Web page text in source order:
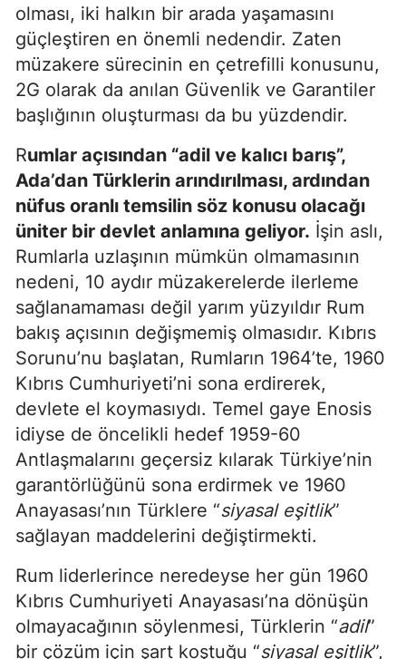
olması, iki halkın bir arada yaşamasını
güçleştiren en önemli nedendir. Zaten
müzakere sürecinin en çetrefilli konusunu,
2G olarak da anılan Güvenlik ve Garantiler
başlığının oluşturması da bu yüzdendir.
Rumlar açısından “adil ve kalıcı barış”,
Ada’dan Türklerin arındırılması, ardından
nüfus oranlı temsilin söz konusu olacağı
üniter bir devlet anlamına geliyor. İşin aslı,
Rumlarla uzlaşının mümkün olmamasının
nedeni, 10 aydır müzakerelerde ilerleme
sağlanamaması değil yarım yüzyıldır Rum
bakış açısının değişmemiş olmasıdır. Kıbrıs
Sorunu’nu başlatan, Rumların 1964’te, 1960
Kıbrıs Cumhuriyeti’ni sona erdirerek,
devlete el koymasıydı. Temel gaye Enosis
idiyse de öncelikli hedef 1959-60
Antlaşmalarını geçersiz kılarak Türkiye’nin
garantörlüğünü sona erdirmek ve 1960
Anayasası’nın Türklere “siyasal eşitlik”
sağlayan maddelerini değiştirmekti.
Rum liderlerince neredeyse her gün 1960
Kıbrıs Cumhuriyeti Anayasası’na dönüşün
olmayacağının söylenmesi, Türklerin “adil”
bir çözüm için şart koştuğu “siyasal eşitlik”,